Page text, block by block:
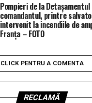
Pompieri de la
comandantul, printre
intervenit la incendiile de
Franța – FOTO
CLICK PENTRU A COMENTA
RECLAMĂ